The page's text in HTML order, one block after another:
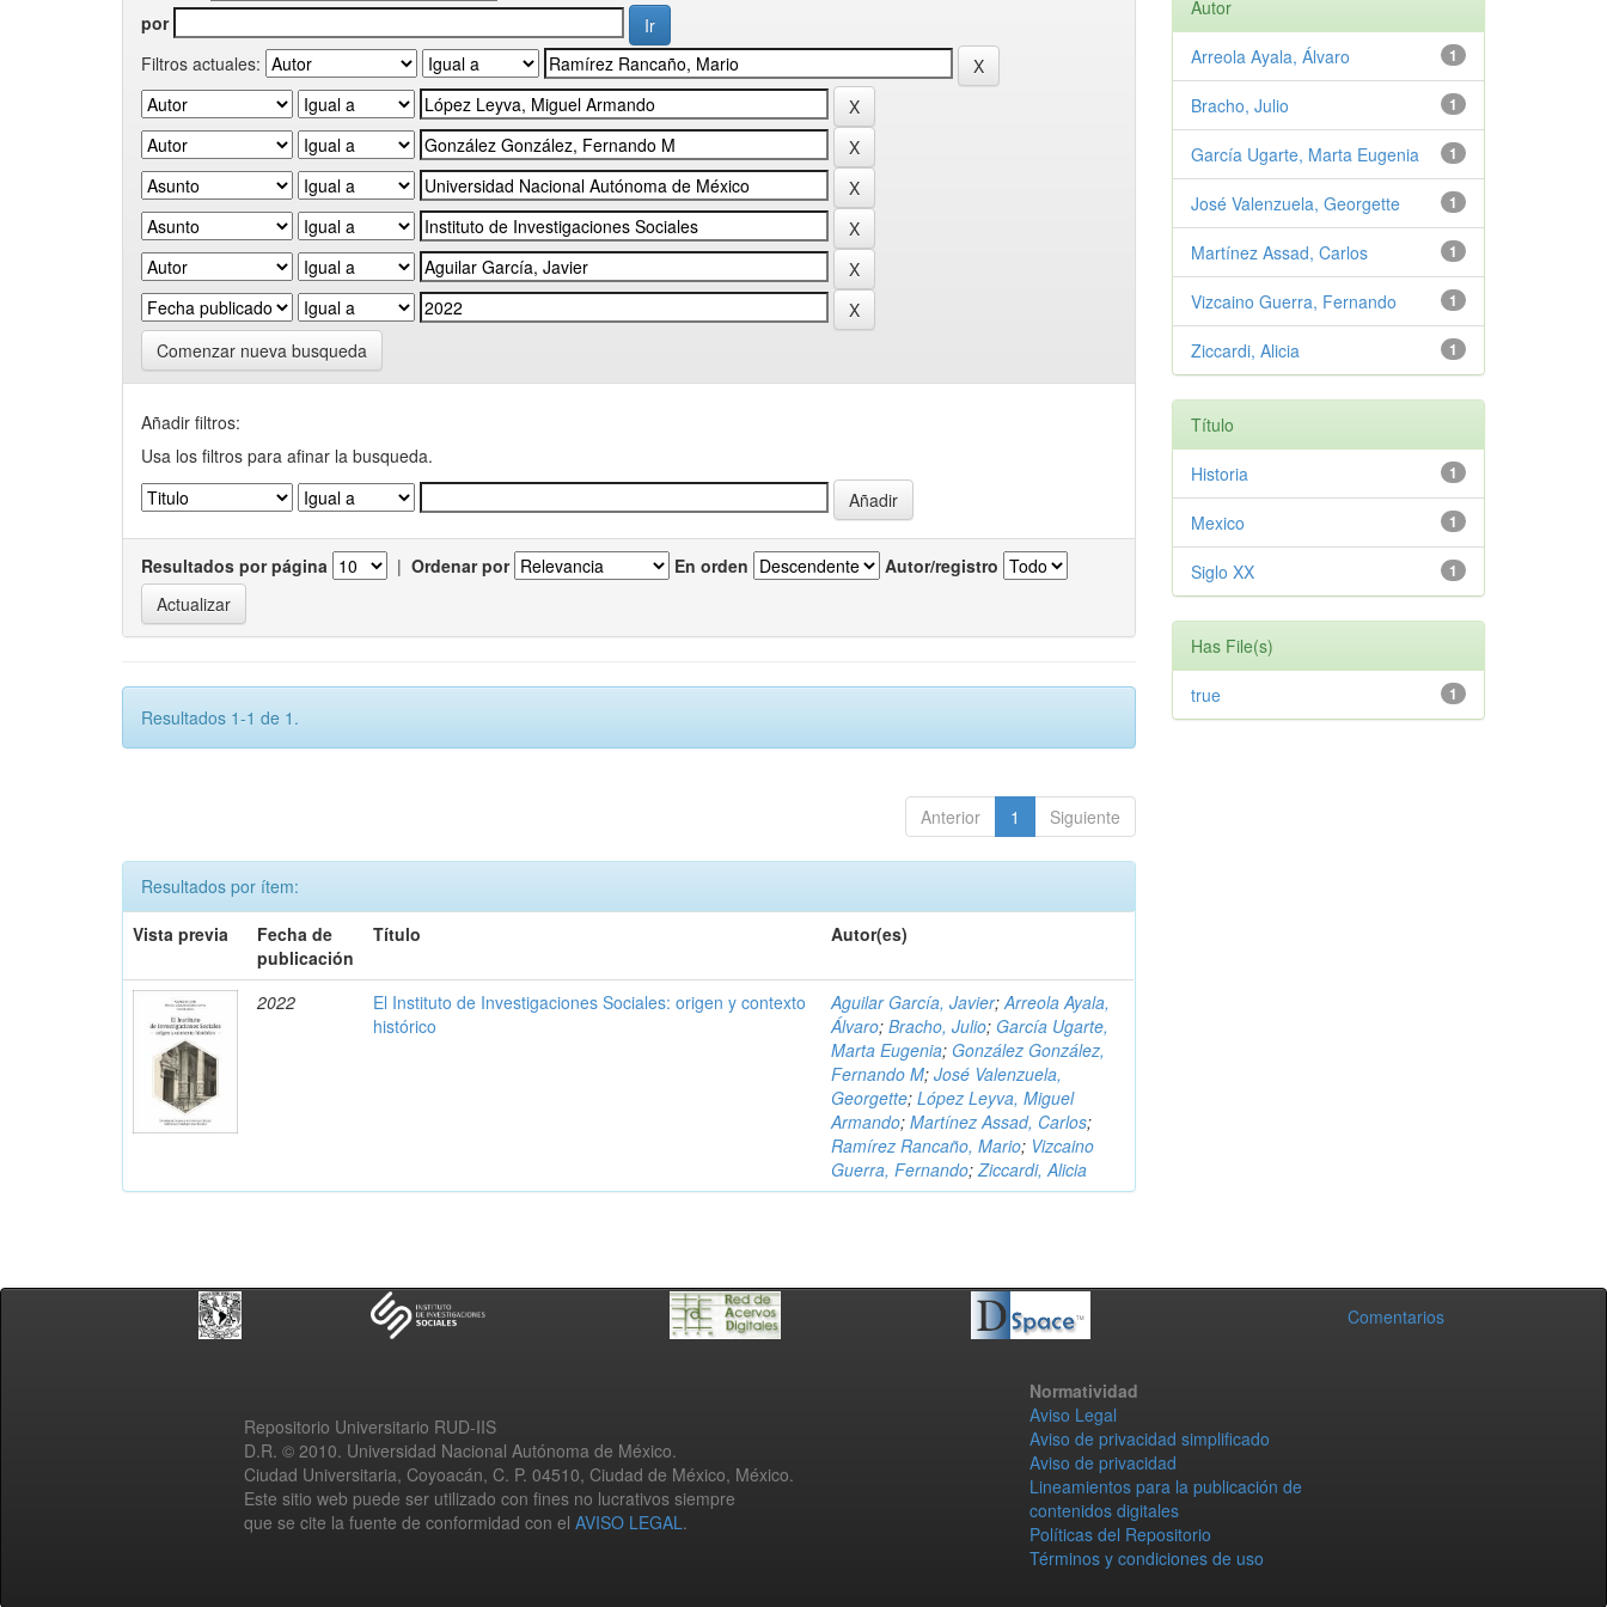
por
Filtros actuales:
Comenzar nueva busqueda
Añadir filtros:
Usa los filtros para afinar la busqueda.
Resultados por página | Ordenar por En orden Autor/registro
Resultados 1-1 de 1.
Anterior 1 Siguiente
Resultados por ítem:
Vista previa
Fecha de
publicación
Título Autor(es)
2022
El Instituto de Investigaciones Sociales: origen y contexto
histórico
Aguilar García, Javier;Arreola Ayala,
Álvaro;Bracho, Julio; García Ugarte,
Marta Eugenia; González González,
Fernando M;José Valenzuela,
Georgette;López Leyva, Miguel
Armando;Martínez Assad, Carlos;
Ramírez Rancaño, Mario; Vizcaino
Guerra, Fernando;Ziccardi, Alicia
Autor
1
Arreola Ayala, Álvaro
1
Bracho, Julio
1
García Ugarte, Marta Eugenia
1
José Valenzuela, Georgette
1
Martínez Assad, Carlos
1
Vizcaino Guerra, Fernando
1
Ziccardi, Alicia
Título
1
Historia
1
Mexico
1
Siglo XX
Has File(s)
1
true
Comentarios
Repositorio Universitario RUD-IIS
D.R. © 2010. Universidad Nacional Autónoma de México.
Ciudad Universitaria, Coyoacán, C. P. 04510, Ciudad de México, México.
Este sitio web puede ser utilizado con fines no lucrativos siempre
que se cite la fuente de conformidad con el AVISO LEGAL.
Normatividad
Aviso Legal
Aviso de privacidad simplificado
Aviso de privacidad
Lineamientos para la publicación de
contenidos digitales
Políticas del Repositorio
Términos y condiciones de uso